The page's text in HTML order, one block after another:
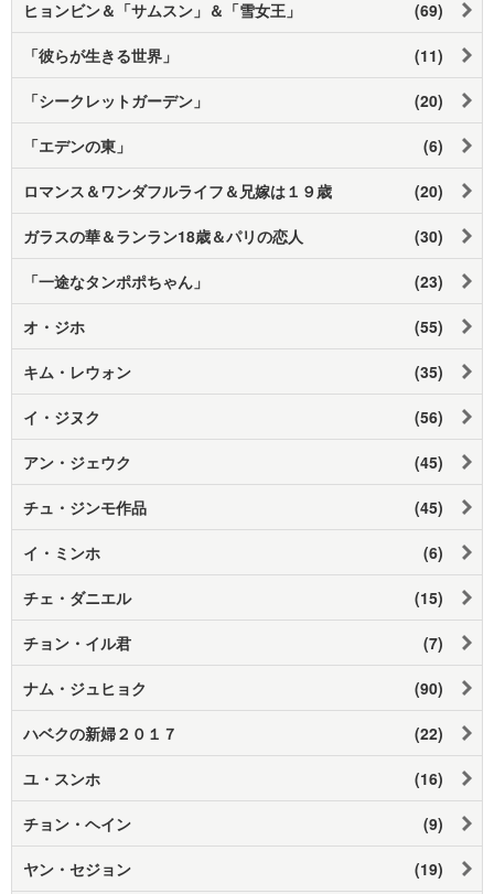
ヒョンビン＆「サムスン」＆「雪女王」 (69)
「彼らが生きる世界」 (11)
「シークレットガーデン」 (20)
「エデンの東」 (6)
ロマンス＆ワンダフルライフ＆兄嫁は１９歳 (20)
ガラスの華＆ランラン18歳＆パリの恋人 (30)
「一途なタンポポちゃん」 (23)
オ・ジホ (55)
キム・レウォン (35)
イ・ジヌク (56)
アン・ジェウク (45)
チュ・ジンモ作品 (45)
イ・ミンホ (6)
チェ・ダニエル (15)
チョン・イル君 (7)
ナム・ジュヒョク (90)
ハベクの新婦２０１７ (22)
ユ・スンホ (16)
チョン・ヘイン (9)
ヤン・セジョン (19)